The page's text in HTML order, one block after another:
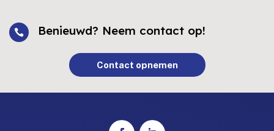
 Benieuwd? Neem contact op!
Contact opnemen